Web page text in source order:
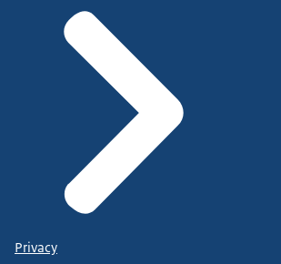
Privacy